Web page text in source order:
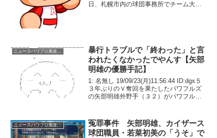
日、札幌市内の球団事務所でチーム大ト
暴行トラブルで「終わった」と言
われたくなかったでやんす【矢部
明雄の優勝手記】
1: 名無し 19/09/23(月)11:56:44 ID:dgx５
３年ぶりのＶ奪回を果たしたパワフルズ
の矢部明雄外野手（３２）がパワフルス
を挙げるなど、本人だけが...
ニュースパワプロ風改変系
冤罪事件 矢部明雄、カイザース
球団職員・若菜初美の「うそ」で